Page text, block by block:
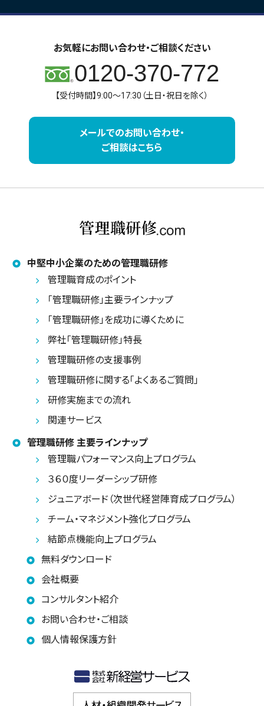
お気軽にお問い合わせ・ご相談ください
0120-370-772
【受付時間】9:00～17:30（土日・祝日を除く）
メールでのお問い合わせ・
ご相談はこちら
中堅中小企業のための管理職研修
管理職育成のポイント
「管理職研修」主要ラインナップ
「管理職研修」を成功に導くために
弊社「管理職研修」特長
管理職研修の支援事例
管理職研修に関する「よくあるご質問」
研修実施までの流れ
関連サービス
管理職研修 主要ラインナップ
管理職パフォーマンス向上プログラム
３６０度リーダーシップ研修
ジュニアボード（次世代経営陣育成プログラム）
チーム・マネジメント強化プログラム
結節点機能向上プログラム
無料ダウンロード
会社概要
コンサルタント紹介
お問い合わせ・ご相談
個人情報保護方針